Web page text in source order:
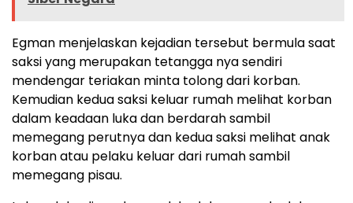
Egman menjelaskan kejadian tersebut bermula saat
saksi yang merupakan tetangga nya sendiri
mendengar teriakan minta tolong dari korban.
Kemudian kedua saksi keluar rumah melihat korban
dalam keadaan luka dan berdarah sambil
memegang perutnya dan kedua saksi melihat anak
korban atau pelaku keluar dari rumah sambil
memegang pisau.